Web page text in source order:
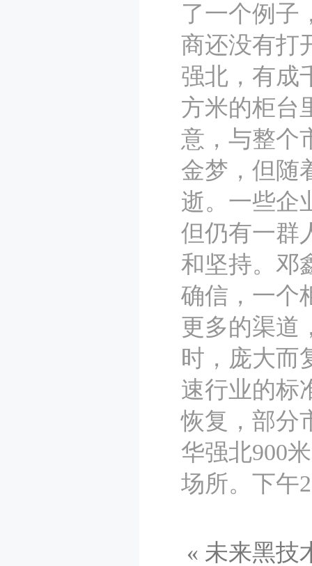
了一个例子
商还没有打
强北，有成
方米的柜台
意，与整个
金梦，但随
逝。一些企
但仍有一群
和坚持。邓
确信，一个
更多的渠道
时，庞大而
速行业的标
恢复，部分
华强北900
场所。下午
« 未来黑技